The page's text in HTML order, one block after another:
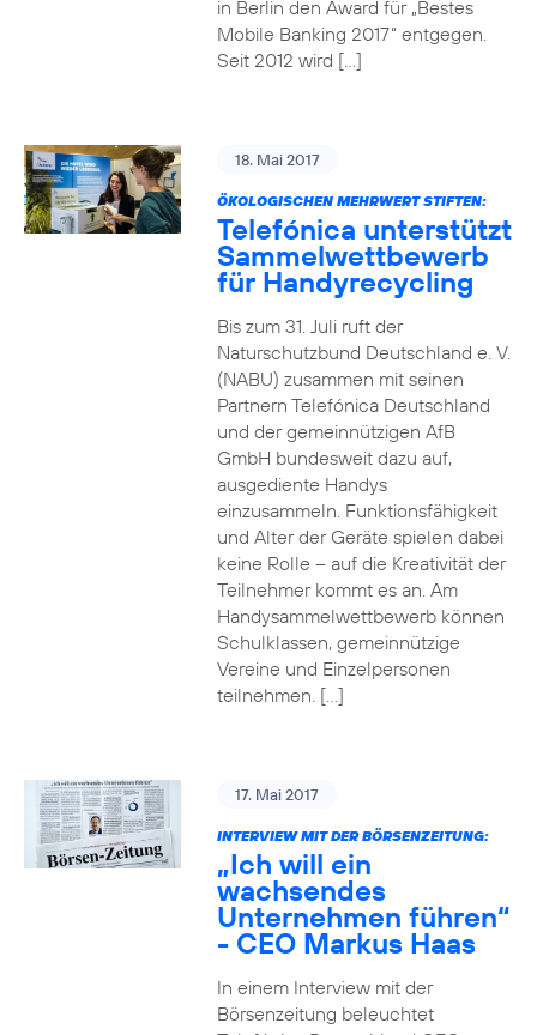
in Berlin den Award für „Bestes
Mobile Banking 2017“ entgegen.
Seit 2012 wird […]
18. Mai 2017
ÖKOLOGISCHEN MEHRWERT STIFTEN:
Telefónica unterstützt
Sammelwettbewerb
für Handyrecycling
Bis zum 31. Juli ruft der
Naturschutzbund Deutschland e. V.
(NABU) zusammen mit seinen
Partnern Telefónica Deutschland
und der gemeinnützigen AfB
GmbH bundesweit dazu auf,
ausgediente Handys
einzusammeln. Funktionsfähigkeit
und Alter der Geräte spielen dabei
keine Rolle – auf die Kreativität der
Teilnehmer kommt es an. Am
Handysammelwettbewerb können
Schulklassen, gemeinnützige
Vereine und Einzelpersonen
teilnehmen. […]
17. Mai 2017
INTERVIEW MIT DER BÖRSENZEITUNG:
„Ich will ein
wachsendes
Unternehmen führen“
- CEO Markus Haas
In einem Interview mit der
Börsenzeitung beleuchtet